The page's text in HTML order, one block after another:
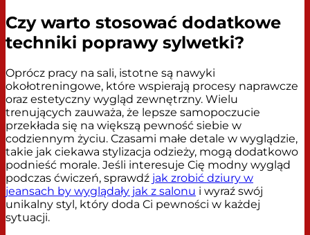
Czy warto stosować dodatkowe
techniki poprawy sylwetki?
Oprócz pracy na sali, istotne są nawyki
okołotreningowe, które wspierają procesy naprawcze
oraz estetyczny wygląd zewnętrzny. Wielu
trenujących zauważa, że lepsze samopoczucie
przekłada się na większą pewność siebie w
codziennym życiu. Czasami małe detale w wyglądzie,
takie jak ciekawa stylizacja odzieży, mogą dodatkowo
podnieść morale. Jeśli interesuje Cię modny wygląd
podczas ćwiczeń, sprawdź jak zrobić dziury w
jeansach by wyglądały jak z salonu i wyraź swój
unikalny styl, który doda Ci pewności w każdej
sytuacji.